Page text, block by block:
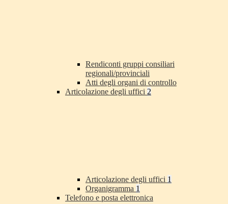
Rendiconti gruppi consiliari
regionali/provinciali
Atti degli organi di controllo
Articolazione degli uffici 2
Articolazione degli uffici 1
Organigramma 1
Telefono e posta elettronica